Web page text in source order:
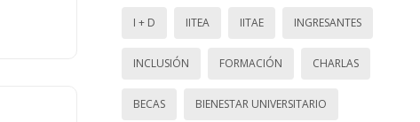
I + D IITEA IITAE INGRESANTES
INCLUSIÓN FORMACIÓN CHARLAS
BECAS BIENESTAR UNIVERSITARIO